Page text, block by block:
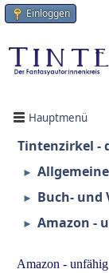
Einloggen
Hauptmenü
Tintenzirkel -
►
► Buch- und
► Amazon -
Amazon -